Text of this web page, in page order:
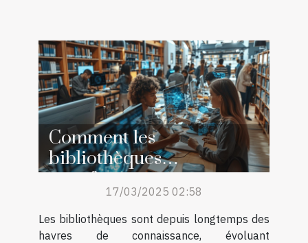
Comment les
bibliothèques
transforment
l'apprentissage de l'IA
pour tous
17/03/2025 02:58
Les bibliothèques sont depuis longtemps des
havres de connaissance, évoluant